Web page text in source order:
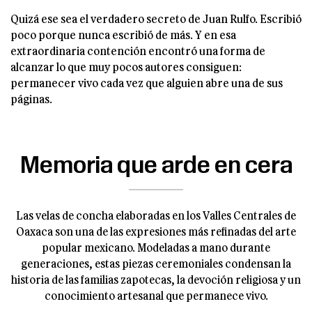
Quizá ese sea el verdadero secreto de Juan Rulfo. Escribió
poco porque nunca escribió de más. Y en esa
extraordinaria contención encontró una forma de
alcanzar lo que muy pocos autores consiguen:
permanecer vivo cada vez que alguien abre una de sus
páginas.
Memoria que arde en cera
Las velas de concha elaboradas en los Valles Centrales de
Oaxaca son una de las expresiones más refinadas del arte
popular mexicano. Modeladas a mano durante
generaciones, estas piezas ceremoniales condensan la
historia de las familias zapotecas, la devoción religiosa y un
conocimiento artesanal que permanece vivo.